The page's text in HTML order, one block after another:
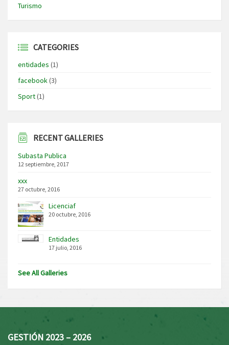
Turismo
CATEGORIES
entidades (1)
facebook(3)
Sport(1)
RECENT GALLERIES
Subasta Publica
12 septiembre, 2017
xxx
27 octubre, 2016
Licenciaf
20 octubre, 2016
Entidades
17 julio, 2016
See All Galleries
GESTIÓN 2023 – 2026